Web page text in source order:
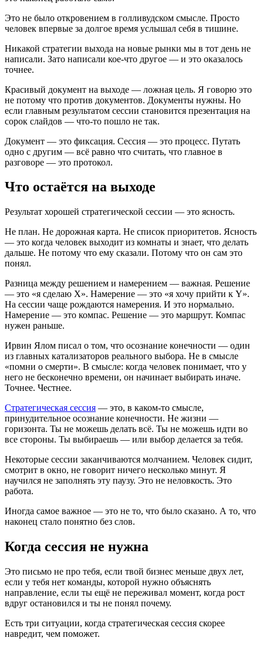
Это не было откровением в голливудском смысле. Просто
человек впервые за долгое время услышал себя в тишине.
Никакой стратегии выхода на новые рынки мы в тот день не
написали. Зато написали кое-что другое — и это оказалось
точнее.
Красивый документ на выходе — ложная цель. Я говорю это
не потому что против документов. Документы нужны. Но
если главным результатом сессии становится презентация на
сорок слайдов — что-то пошло не так.
Документ — это фиксация. Сессия — это процесс. Путать
одно с другим — всё равно что считать, что главное в
разговоре — это протокол.
Что остаётся на выходе
Результат хорошей стратегической сессии — это ясность.
Не план. Не дорожная карта. Не список приоритетов. Ясность
— это когда человек выходит из комнаты и знает, что делать
дальше. Не потому что ему сказали. Потому что он сам это
понял.
Разница между решением и намерением — важная. Решение
— это «я сделаю X». Намерение — это «я хочу прийти к Y».
На сессии чаще рождаются намерения. И это нормально.
Намерение — это компас. Решение — это маршрут. Компас
нужен раньше.
Ирвин Ялом писал о том, что осознание конечности — один
из главных катализаторов реального выбора. Не в смысле
«помни о смерти». В смысле: когда человек понимает, что у
него не бесконечно времени, он начинает выбирать иначе.
Точнее. Честнее.
Стратегическая сессия — это, в каком-то смысле,
принудительное осознание конечности. Не жизни —
горизонта. Ты не можешь делать всё. Ты не можешь идти во
все стороны. Ты выбираешь — или выбор делается за тебя.
Некоторые сессии заканчиваются молчанием. Человек сидит,
смотрит в окно, не говорит ничего несколько минут. Я
научился не заполнять эту паузу. Это не неловкость. Это
работа.
Иногда самое важное — это не то, что было сказано. А то, что
наконец стало понятно без слов.
Когда сессия не нужна
Это письмо не про тебя, если твой бизнес меньше двух лет,
если у тебя нет команды, которой нужно объяснять
направление, если ты ещё не переживал момент, когда рост
вдруг остановился и ты не понял почему.
Есть три ситуации, когда стратегическая сессия скорее
навредит, чем поможет.